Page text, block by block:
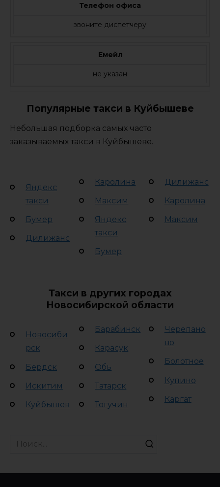
Телефон офиса
звоните диспетчеру
Емейл
не указан
Популярные такси в Куйбышеве
Небольшая подборка самых часто
заказываемых такси в Куйбышеве.
Яндекс
такси
Бумер
Дилижанс
Каролина
Максим
Яндекс
такси
Бумер
Дилижанс
Каролина
Максим
Такси в других городах
Новосибирской области
Новосиби
рск
Бердск
Искитим
Куйбышев
Барабинск
Карасук
Обь
Татарск
Тогучин
Черепано
во
Болотное
Купино
Каргат
Search